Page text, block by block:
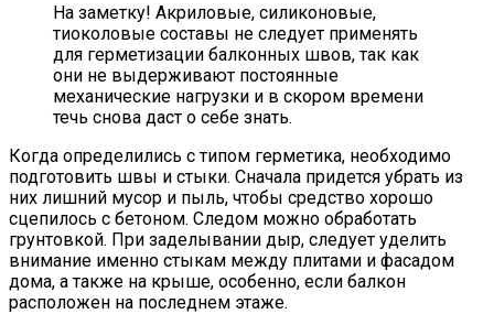
На заметку! Акриловые, силиконовые,
тиоколовые составы не следует применять
для герметизации балконных швов, так как
они не выдерживают постоянные
механические нагрузки и в скором времени
течь снова даст о себе знать.
Когда определились с типом герметика, необходимо
подготовить швы и стыки. Сначала придется убрать из
них лишний мусор и пыль, чтобы средство хорошо
сцепилось с бетоном. Следом можно обработать
грунтовкой. При заделывании дыр, следует уделить
внимание именно стыкам между плитами и фасадом
дома, а также на крыше, особенно, если балкон
расположен на последнем этаже.